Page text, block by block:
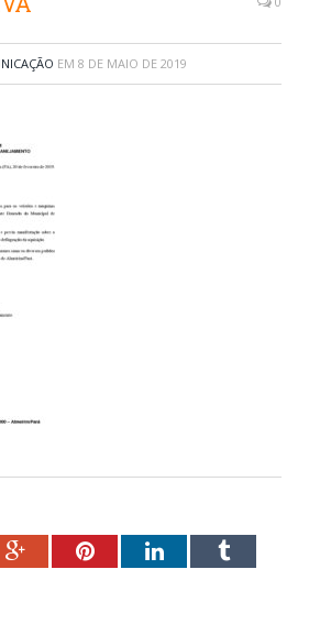
EM 8 DE MAIO DE 2019
Google+PinterestLinkedInTumblr